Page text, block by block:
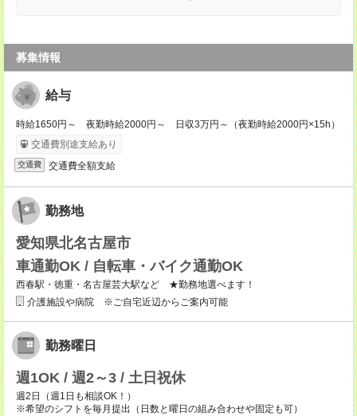
募集情報
給与
時給1650円～ 夜勤時給2000円～ 日収3万円～（夜勤時給2000円×15h）
交通費別途支給あり
交通費 交通費全額支給
勤務地
愛知県北名古屋市
車通勤OK / 自転車・バイク通勤OK
西春駅・徳重・名古屋芸大駅など ★勤務地選べます！
介護施設や病院 ※ご自宅近辺からご案内可能
勤務曜日
週1OK / 週2～3 / 土日祝休
週2日（週1日も相談OK！）
※希望のシフトを毎月提出（日数と曜日の組み合わせや固定も可）